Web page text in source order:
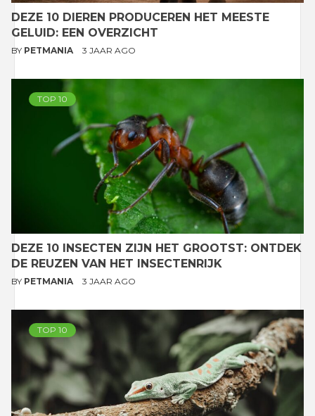
DEZE 10 DIEREN PRODUCEREN HET MEESTE
GELUID: EEN OVERZICHT
BY PETMANIA 3 JAAR AGO
TOP 10
DEZE 10 INSECTEN ZIJN HET GROOTST: ONTDEK
DE REUZEN VAN HET INSECTENRIJK
BY PETMANIA 3 JAAR AGO
TOP 10